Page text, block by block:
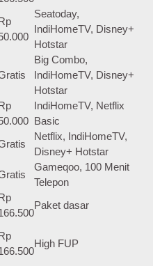
Rp
Seatoday,
IndiHomeTV, Disney+
Hotstar
Big Combo,
IndiHomeTV, Disney+
Hotstar
Rp
IndiHomeTV, Netflix
Basic
Netflix, IndiHomeTV,
Disney+ Hotstar
Gameqoo, 100 Menit
Telepon
Rp
Paket dasar
Rp
High FUP